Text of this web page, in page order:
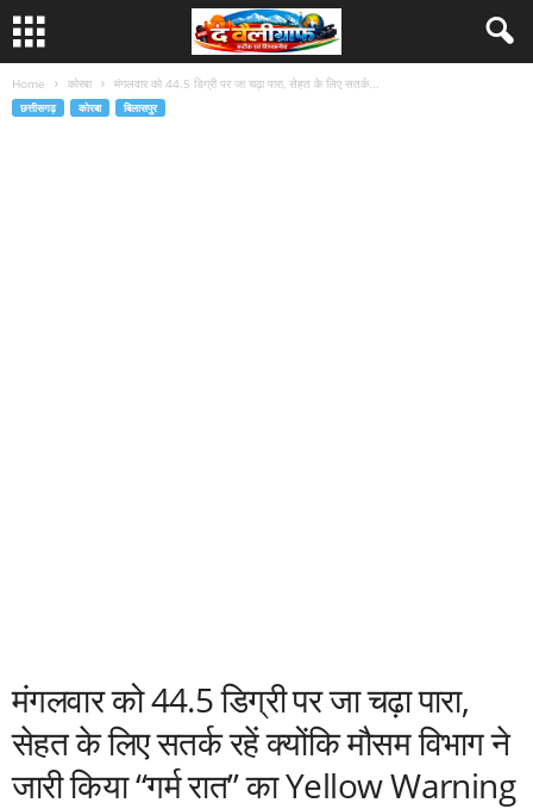
Home कोरबा मंगलवार को 44.5 डिग्री पर जा चढ़ा पारा, सेहत के लिए सतर्क...
छत्तीसगढ़ कोरबा बिलासपुर
मंगलवार को 44.5 डिग्री पर जा चढ़ा पारा,
सेहत के लिए सतर्क रहें क्योंकि मौसम विभाग ने
जारी किया “गर्म रात” का Yellow Warning